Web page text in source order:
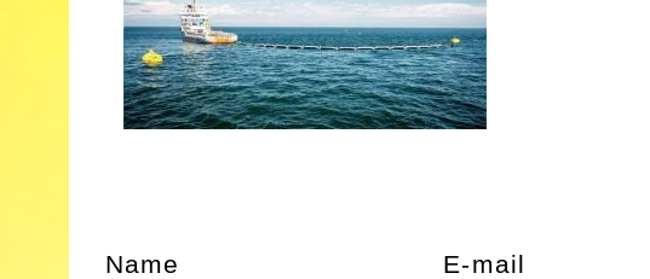
Name E-mail